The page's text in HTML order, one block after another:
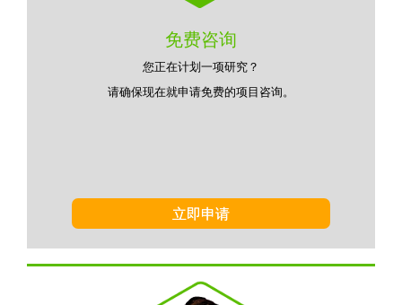
免费咨询
您正在计划一项研究？
请确保现在就申请免费的项目咨询。
立即申请